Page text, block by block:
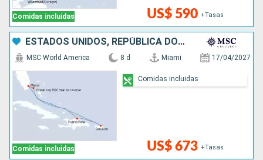
Comidas incluidas US$ 590 +Tasas
ESTADOS UNIDOS, REPÚBLICA DOMINICANA, PUERTO RICO, BAHAMAS
Comidas incluidas
MSC World America 8 d Miami 17/04/2027
US$ 673 +Tasas
Comidas incluidas